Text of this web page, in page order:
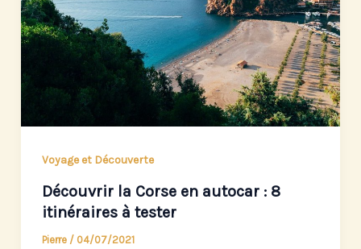
Voyage et Découverte
Découvrir la Corse en autocar : 8
itinéraires à tester
Pierre / 04/07/2021